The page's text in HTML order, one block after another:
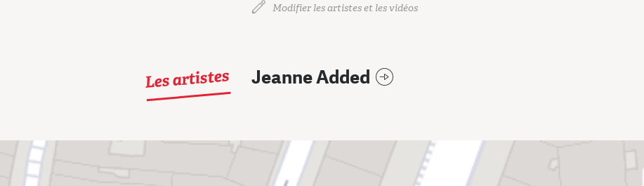
Modifier les artistes et les vidéos
Les artistes Jeanne Added